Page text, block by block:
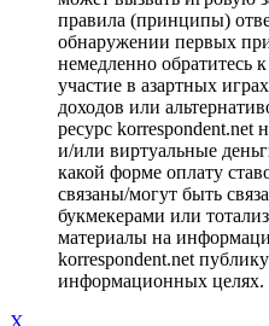
правила (принципы)
обнаружении первых
немедленно обратитесь
участие в азартных
доходов или
ресурс korrespondent.net
и/или виртуальные
какой форме оплату
связаны/могут быть
букмекерами или
материалы на
korrespondent.net
информационных целях.
X